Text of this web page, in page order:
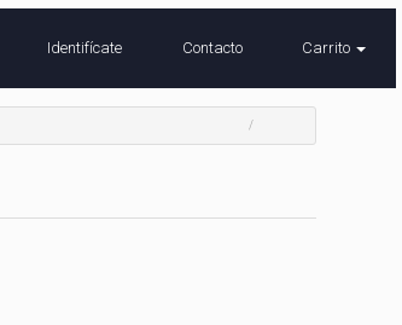
Identifícate Contacto Carrito